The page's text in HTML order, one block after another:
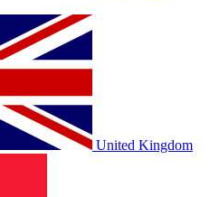
United Kingdom